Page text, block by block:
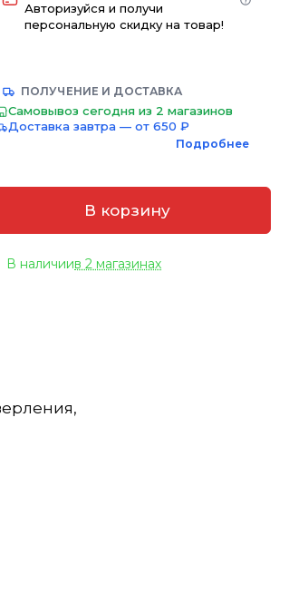
Авторизуйся и получи
персональную скидку на товар!
ПОЛУЧЕНИЕ И ДОСТАВКА
Самовывоз сегодня из 2 магазинов
Доставка завтра — от 650 ₽
Подробнее
В корзину
В наличиив 2 магазинах